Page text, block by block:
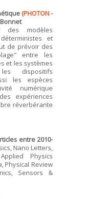
(PHOTON -
des modèles
et
de prévoir des
entre les
et les systèmes
dispositifs
les espèces
numérique
expériences
réverbérante
entre 2010-
Nano Letters,
Physics
Physical Review
Sensors &